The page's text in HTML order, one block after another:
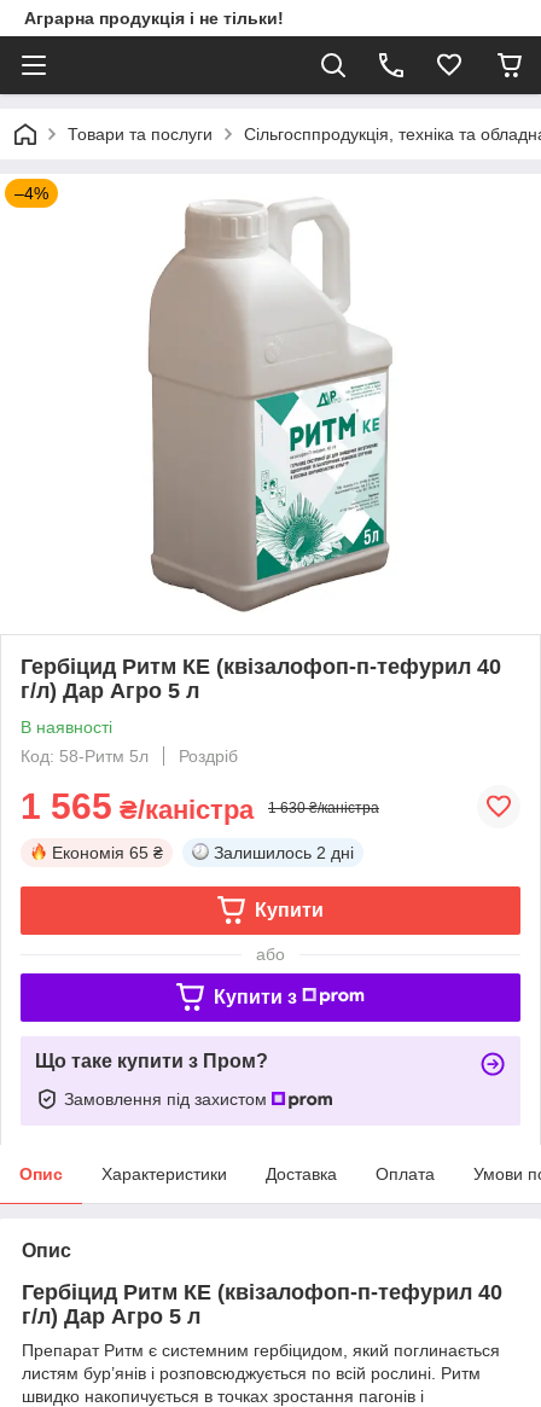
Аграрна продукція і не тільки!
Товари та послуги Сільгосппродукція, техніка та
–4%
Гербіцид Ритм КЕ (квізалофоп-п-тефурил 40
г/л) Дар Агро 5 л
В наявності
Код: 58-Ритм 5л
Роздріб
1 565 ₴/каністра 1 630 ₴/каністра
Економія 65 ₴ Залишилось 2 дні
Купити
або
Купити з
Що таке купити з Пром?
Замовлення під захистом
Опис Характеристики Доставка Оплата Умови
Опис
Гербіцид Ритм КЕ (квізалофоп-п-тефурил 40
г/л) Дар Агро 5 л
Препарат Ритм є системним гербіцидом, який поглинається
листям бур’янів і розповсюджується по всій рослині. Ритм
швидко накопичується в точках зростання пагонів і